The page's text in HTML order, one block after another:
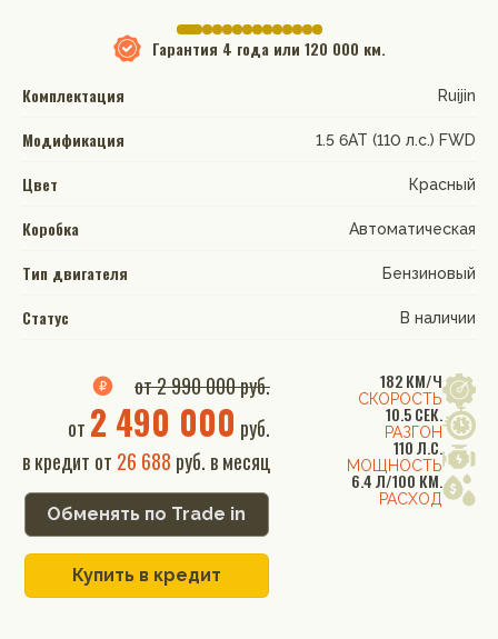
Гарантия 4 года или 120 000 км.
Комплектация
Ruijin
Модификация 1.5 6AT (110 л.с.) FWD
Цвет Красный
Коробка Автоматическая
Тип двигателя Бензиновый
Статус В наличии
182 КМ/Ч
СКОРОСТЬ
10.5 СЕК.
РАЗГОН
110 Л.С.
МОЩНОСТЬ
6.4 Л/100 КМ.
РАСХОД
от 2 990 000 руб.
от 2 490 000 руб.
в кредит от 26 688 руб. в месяц
Обменять по Trade in
Купить в кредит